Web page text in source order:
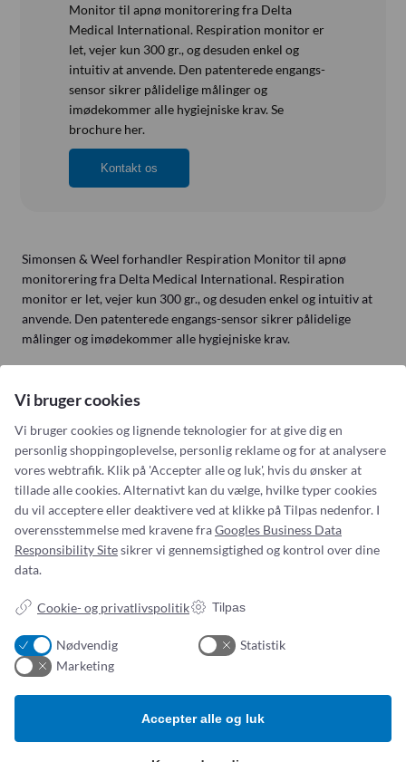
Kliniske diætister
Salgs- og Leveringsbetingelser
Ledige Stillinger
Monitor til apnø monitorering fra Delta
Medical International. Respiration monitor er
let, vejer kun 300 gr., og desuden enkel og
intuitiv at anvende. Den patenterede engangs-
sensor sikrer pålidelige målinger og
imødekommer alle hygiejniske krav. Se
brochure her.
Kontakt os
Simonsen & Weel forhandler Respiration Monitor til apnø
monitorering fra Delta Medical International. Respiration
monitor er let, vejer kun 300 gr., og desuden enkel og intuitiv at
anvende. Den patenterede engangs-sensor sikrer pålidelige
målinger og imødekommer alle hygiejniske krav.
Addresse:
Simonsen & Weel
Vejleåvej 66
2635 Ishøj
Tlf.:(+45) 70 25 56 10
Email: sw@sw.dk
Om os
Nyheder
ESG-
Produktkategorier
Hospitalsudstyr og -artikler
Betingelser
Vi bruger cookies
Vi bruger cookies og lignende teknologier for at give dig en
personlig shoppingoplevelse, personlig reklame og for at analysere
vores webtrafik. Klik på 'Accepter alle og luk', hvis du ønsker at
tillade alle cookies. Alternativt kan du vælge, hvilke typer cookies
du vil acceptere eller deaktivere ved at klikke på Tilpas nedenfor. I
overensstemmelse med kravene fraGoogles Business Data
Responsibility Sitesikrer vi gennemsigtighed og kontrol over dine
data.
Cookie- og privatlivspolitik Tilpas
Nødvendig
Statistik
Marketing
Accepter alle og luk